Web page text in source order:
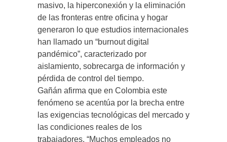
masivo, la hiperconexión y la eliminación
de las fronteras entre oficina y hogar
generaron lo que estudios internacionales
han llamado un “burnout digital
pandémico”, caracterizado por
aislamiento, sobrecarga de información y
pérdida de control del tiempo.
Gañán afirma que en Colombia este
fenómeno se acentúa por la brecha entre
las exigencias tecnológicas del mercado y
las condiciones reales de los
trabajadores. “Muchos empleados no